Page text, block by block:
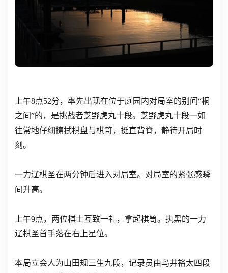
上午8点52分，率先出现在位于庭园内对局室的别间“桐
之间”的，是挑战者芝野虎丸十段。芝野虎丸十段一如
往常地仔细擦拭棋盘与棋笥，挺直背脊，静待开局时
刻。
一力辽棋圣在两分钟后进入对局室。对局室的紧张感瞬
间升高。
上午9点，两位棋士互致一礼，拿起棋笥。执黑的一力
辽棋圣首手落在右上星位。
本局立会人为山田规三生九段，记录员由鸟井裕太四段